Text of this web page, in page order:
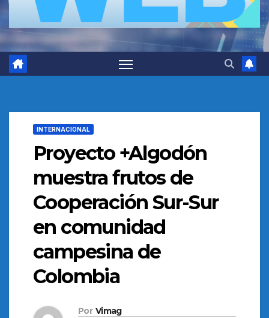
INTERNACIONAL
Proyecto +Algodón
muestra frutos de
Cooperación Sur-Sur
en comunidad
campesina de
Colombia
Por Vimag